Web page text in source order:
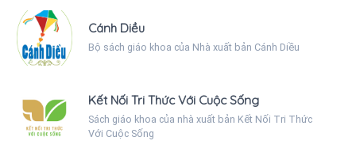
Cánh Diều
Bộ sách giáo khoa của Nhà xuất bản Cánh Diều
Kết Nối Tri Thức Với Cuộc Sống
Sách giáo khoa của nhà xuất bản Kết Nối Tri Thức
Với Cuộc Sống